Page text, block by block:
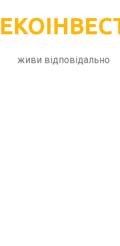
живи відповідально